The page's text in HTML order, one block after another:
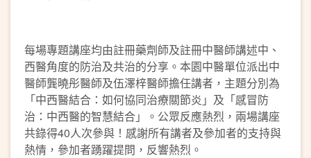
每場專題講座均由註冊藥劑師及註冊中醫師講述中、
西醫角度的防治及共治的分享。本園中醫單位派出中
醫師龔曉彤醫師及伍澤梓醫師擔任講者，主題分別為
「中西醫結合：如何協同治療關節炎」及「感冒防
治：中西醫的智慧結合」。公眾反應熱烈，兩場講座
共錄得40人次參與！感謝所有講者及參加者的支持與
熱情，參加者踴躍提問，反響熱烈。